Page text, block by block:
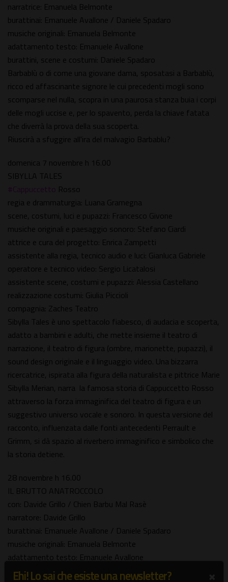
narratrice: Emanuela Belmonte
burattinai: Emanuele Avallone / Daniele Spadaro
musiche originali: Emanuela Belmonte
adattamento testo: Emanuele Avallone
burattini, scene e costumi: Daniele Spadaro
Barbablù o di come una giovane dama, sposatasi a Barbablù,
ricco ed affascinante signore le cui precedenti mogli sono
scomparse nel nulla, scopra in una paurosa stanza buia i corpi
delle mogli uccise e, per lo spavento, perda la chiave fatata
che diverrà la prova della sua scoperta.
Riuscirà a sfuggire all'ira del malvagio Barbablu?
domenica 7 novembre h 16.00
SIBYLLA TALES
#Cappuccetto Rosso
regia e drammaturgia: Luana Gramegna
scene, costumi, luci e pupazzi: Francesco Givone
musiche originali e paesaggio sonoro: Stefano Ciardi
attrice e cura del progetto: Enrica Zampetti
assistente alla regia, tecnico audio e luci: Gianluca Gabriele
operatore e tecnico video: Sergio Licatalosi
assistente scene, costumi e pupazzi: Alessia Castellano
realizzazione costumi: Giulia Piccioli
compagnia: Zaches Teatro
Sibylla Tales è uno spettacolo fiabesco, di audacia e scoperta,
adatto a bambini e adulti, che mette insieme il teatro di
narrazione, il teatro di figura (ombre, marionette, pupazzi), il
sound design originale e il linguaggio video. Una bizzarra
ricercatrice, ispirata alla figura della naturalista e pittrice Marie
Sibylla Merian, narra la famosa storia di Cappuccetto Rosso
attraverso la forza immaginifica del teatro di figura e un
suggestivo universo vocale e sonoro. In questa versione del
racconto, influenzata dalle fonti antecedenti Perrault e
Grimm, si dà spazio al riverbero immaginifico e simbolico che
la storia detiene.
28 novembre h 16.00
IL BRUTTO ANATROCCOLO
con: Davide Grillo / Chien Barbu Mal Rasè
narratore: Davide Grillo
burattinai: Emanuele Avallone / Daniele Spadaro
musiche originali: Emanuela Belmonte
adattamento testo: Emanuele Avallone
burattini, scene e costumi: Daniele Spadaro
Ehi! Lo sai che esiste una newsletter?